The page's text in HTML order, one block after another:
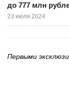
до 777 млн
23 июля 2024
Первыми